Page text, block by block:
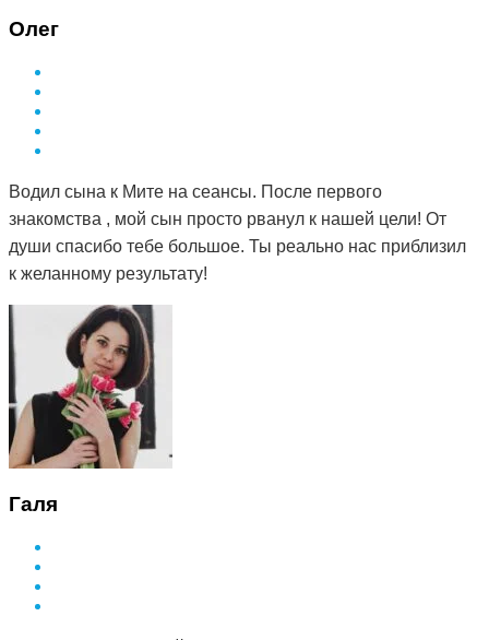
Олег
Водил сына к Мите на сеансы. После первого
знакомства , мой сын просто рванул к нашей цели! От
души спасибо тебе большое. Ты реально нас приблизил
к желанному результату!
Галя